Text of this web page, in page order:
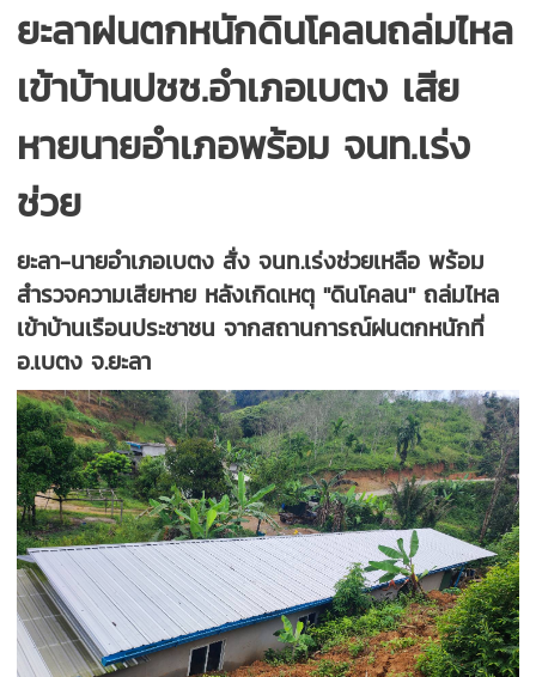
ยะลาฝนตกหนักดินโคลนถล่มไหล
เข้าบ้านปชช.อำเภอเบตง เสีย
หายนายอำเภอพร้อม จนท.เร่ง
ช่วย
ยะลา-นายอำเภอเบตง สั่ง จนท.เร่งช่วยเหลือ พร้อม
สำรวจความเสียหาย หลังเกิดเหตุ "ดินโคลน" ถล่มไหล
เข้าบ้านเรือนประชาชน จากสถานการณ์ฝนตกหนักที่
อ.เบตง จ.ยะลา